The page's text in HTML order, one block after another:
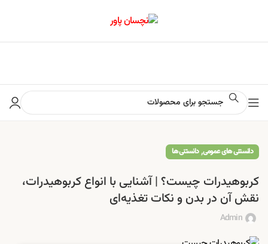
دانستنی های عمومی,دانستنی ها
کربوهیدرات چیست؟ | آشنایی با انواع کربوهیدرات،
نقش آن در بدن و نکات تغذیه‌ای
Admin